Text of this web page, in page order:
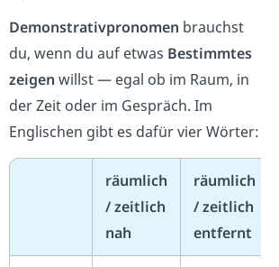
Demonstrativpronomen brauchst
du, wenn du auf etwas Bestimmtes
zeigen willst — egal ob im Raum, in
der Zeit oder im Gespräch. Im
Englischen gibt es dafür vier Wörter:
räumlich
/ zeitlich
nah
räumlich
/ zeitlich
entfernt